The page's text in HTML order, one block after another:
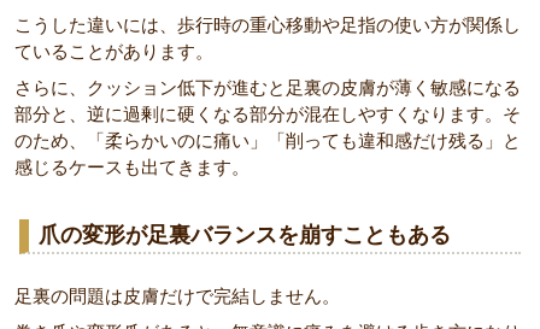
こうした違いには、歩行時の重心移動や足指の使い方が関係し
ていることがあります。
さらに、クッション低下が進むと足裏の皮膚が薄く敏感になる
部分と、逆に過剰に硬くなる部分が混在しやすくなります。そ
のため、「柔らかいのに痛い」「削っても違和感だけ残る」と
感じるケースも出てきます。
爪の変形が足裏バランスを崩すこともある
足裏の問題は皮膚だけで完結しません。